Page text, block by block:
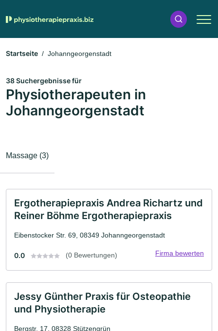
Startseite Johanngeorgenstadt
38 Suchergebnisse für
Physiotherapeuten in
Johanngeorgenstadt
Massage (3)
Ergotherapiepraxis Andrea Richartz und
Reiner Böhme Ergotherapiepraxis
Eibenstocker Str. 69, 08349 Johanngeorgenstadt
0.0 (0 Bewertungen) Firma bewerten
Jessy Günther Praxis für Osteopathie
und Physiotherapie
Bergstr. 17, 08328 Stützengrün